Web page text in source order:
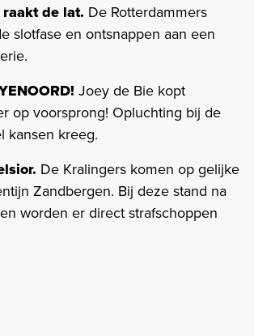
de lat. De Rotterdammers
slotfase en ontsnappen aan een
Joey de Bie kopt
op voorsprong! Opluchting bij de
kansen kreeg.
De Kralingers komen op gelijke
Zandbergen. Bij deze stand na
worden er direct strafschoppen